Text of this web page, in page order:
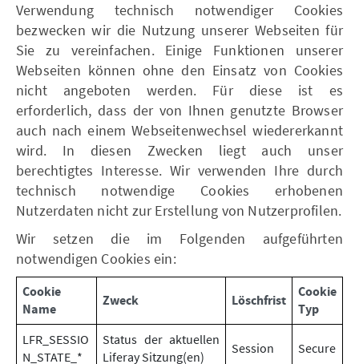
Verwendung technisch notwendiger Cookies
bezwecken wir die Nutzung unserer Webseiten für
Sie zu vereinfachen. Einige Funktionen unserer
Webseiten können ohne den Einsatz von Cookies
nicht angeboten werden. Für diese ist es
erforderlich, dass der von Ihnen genutzte Browser
auch nach einem Webseitenwechsel wiedererkannt
wird. In diesen Zwecken liegt auch unser
berechtigtes Interesse. Wir verwenden Ihre durch
technisch notwendige Cookies erhobenen
Nutzerdaten nicht zur Erstellung von Nutzerprofilen.
Wir setzen die im Folgenden aufgeführten
notwendigen Cookies ein:
Cookie
Name
Zweck Löschfrist
Cookie
Typ
LFR_SESSIO
N_STATE_*
Status der aktuellen
Liferay Sitzung(en)
Session Secure